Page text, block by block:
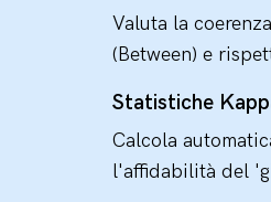
Valuta la
(Between) e
Statistiche
Calcola
l'affidabilità del